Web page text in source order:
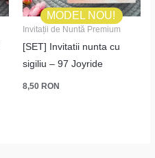
MODEL NOU!
Invitații de Nuntă Premium
[SET] Invitatii nunta cu
sigiliu – 97 Joyride
8,50 RON